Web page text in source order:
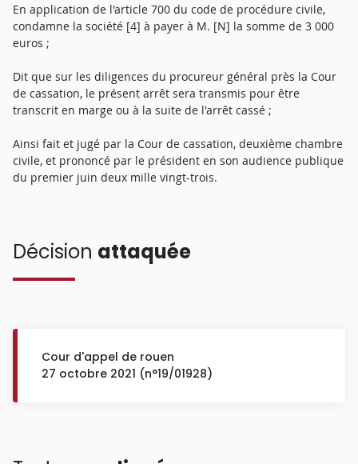
En application de l'article 700 du code de procédure civile,
condamne la société [4] à payer à M. [N] la somme de 3 000
euros ;
Dit que sur les diligences du procureur général près la Cour
de cassation, le présent arrêt sera transmis pour être
transcrit en marge ou à la suite de l'arrêt cassé ;
Ainsi fait et jugé par la Cour de cassation, deuxième chambre
civile, et prononcé par le président en son audience publique
du premier juin deux mille vingt-trois.
Décision attaquée
Cour d'appel de rouen
27 octobre 2021 (n°19/01928)